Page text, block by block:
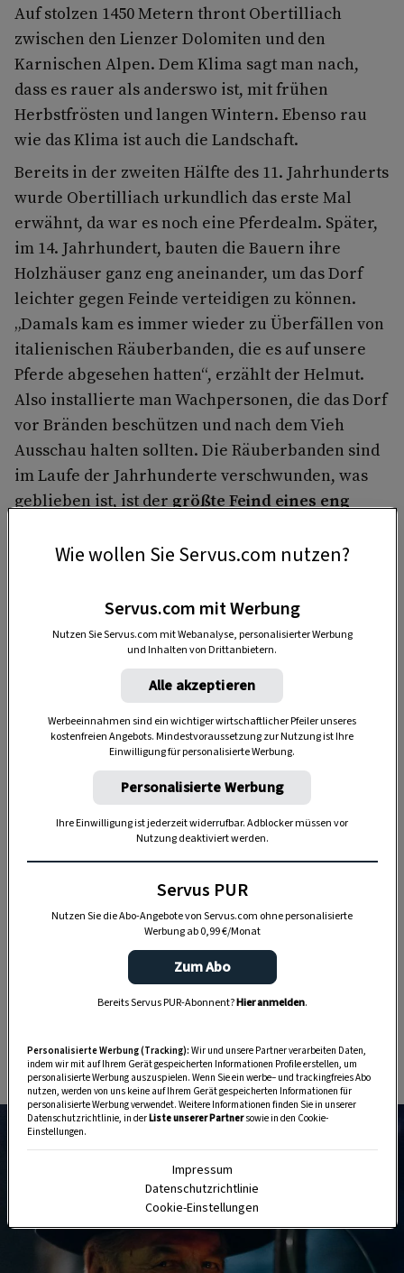
Auf stolzen 1450 Metern thront Obertilliach
zwischen den Lienzer Dolomiten und den
Karnischen Alpen. Dem Klima sagt man nach,
dass es rauer als anderswo ist, mit frühen
Herbstfrösten und langen Wintern. Ebenso rau
wie das Klima ist auch die Landschaft.
Bereits in der zweiten Hälfte des 11. Jahrhunderts
wurde Obertilliach urkundlich das erste Mal
erwähnt, da war es noch eine Pferdealm. Später,
im 14. Jahrhundert, bauten die Bauern ihre
Holzhäuser ganz eng aneinander, um das Dorf
leichter gegen Feinde verteidigen zu können.
„Damals kam es immer wieder zu Überfällen von
italienischen Räuberbanden, die es auf unsere
Pferde abgesehen hatten“, erzählt der Helmut.
Also installierte man Wachpersonen, die das Dorf
vor Bränden beschützen und nach dem Vieh
Ausschau halten sollten. Die Räuberbanden sind
im Laufe der Jahrhunderte verschwunden, was
geblieben ist, ist der größte Feind eines eng
genau deshalb besteht in Obertilliach seit
„Servus Garten“ auf WhatsApp
Nutzen Sie WhatsApp auf Ihrem Handy und lieben es, auf
dem Balkon, der Terrasse oder im Garten zu werkeln? In
unserem kostenlosen WhatsApp-Kanal finden Sie täglich
Tipps und Tricks für Garten, Terrasse, Balkon- und
Zimmerpflanzen.
Wie wollen Sie Servus.com nutzen?
Servus.com mit Werbung
Nutzen Sie Servus.com mit Webanalyse, personalisierter Werbung
und Inhalten von Drittanbietern.
Alle akzeptieren
Werbeeinnahmen sind ein wichtiger wirtschaftlicher Pfeiler unseres
kostenfreien Angebots. Mindestvoraussetzung zur Nutzung ist Ihre
Einwilligung für personalisierte Werbung.
Personalisierte Werbung
Ihre Einwilligung ist jederzeit widerrufbar. Adblocker müssen vor
Nutzung deaktiviert werden.
Servus PUR
Nutzen Sie die Abo-Angebote von Servus.com ohne personalisierte
Werbung ab 0,99 €/Monat
Zum Abo
Bereits Servus PUR-Abonnent?Hier anmelden.
Personalisierte Werbung (Tracking): Wir und unsere Partner verarbeiten Daten,
indem wir mit auf Ihrem Gerät gespeicherten Informationen Profile erstellen, um
personalisierte Werbung auszuspielen. Wenn Sie ein werbe– und trackingfreies Abo
nutzen, werden von uns keine auf Ihrem Gerät gespeicherten Informationen für
personalisierte Werbung verwendet. Weitere Informationen finden Sie in unserer
Datenschutzrichtlinie, in derListe unserer Partnersowie in den Cookie-
Einstellungen.
Impressum
Datenschutzrichtlinie
Cookie-Einstellungen